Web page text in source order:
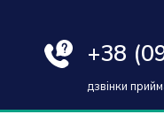
+38
дзвінки